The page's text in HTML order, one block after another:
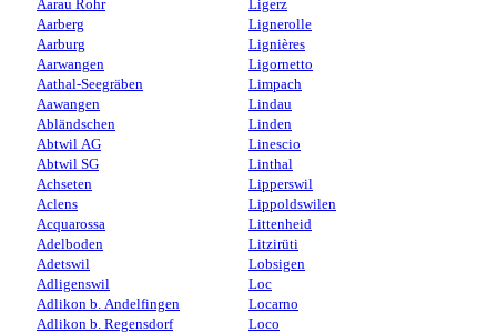
Aarau Rohr
Aarberg
Aarburg
Aarwangen
Aathal-Seegräben
Aawangen
Abländschen
Abtwil AG
Abtwil SG
Achseten
Aclens
Acquarossa
Adelboden
Adetswil
Adligenswil
Adlikon b. Andelfingen
Adlikon b. Regensdorf
Ligerz
Lignerolle
Lignières
Ligornetto
Limpach
Lindau
Linden
Linescio
Linthal
Lipperswil
Lippoldswilen
Littenheid
Litzirüti
Lobsigen
Loc
Locarno
Loco